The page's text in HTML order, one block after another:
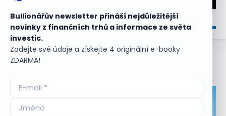
Bullionářův newsletter přináší nejdůležitější
novinky z finančních trhů a informace ze světa
investic.
Zadejte své údaje a získejte 4 originální e-booky
ZDARMA!Aktuální